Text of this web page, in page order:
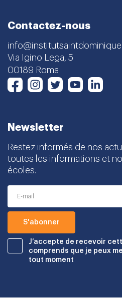
Contactez-nous
Via Igino Lega, 5
00189 Roma
FacebookInstagram
TwitterYoutube
Newsletter
Restez informés de nos
toutes les informations et
écoles.
J’accepte de recevoir
comprends que je peux
tout moment